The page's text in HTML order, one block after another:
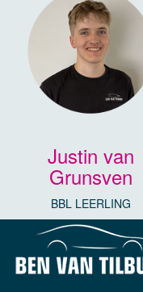
Justin van
Grunsven
BBL LEERLING